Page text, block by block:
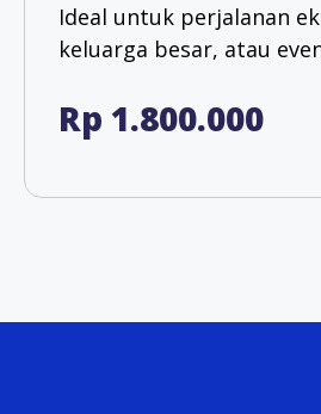
Ideal untuk perjalanan
keluarga besar, atau
Rp 1.800.000